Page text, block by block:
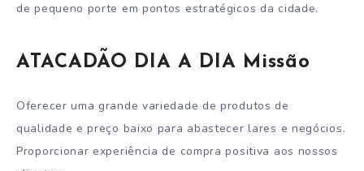
de pequeno porte em pontos estratégicos da cidade.
ATACADÃO DIA A DIA Missão
Oferecer uma grande variedade de produtos de
qualidade e preço baixo para abastecer lares e negócios.
Proporcionar experiência de compra positiva aos nossos